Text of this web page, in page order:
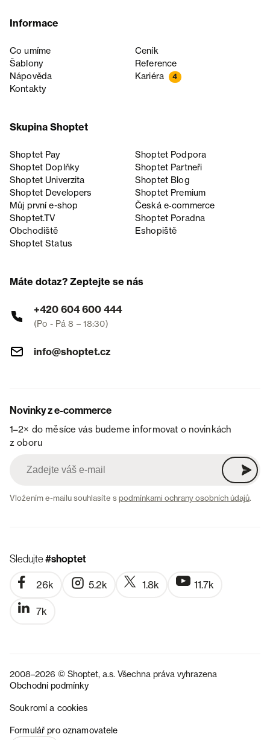
Informace
Co umíme
Ceník
Šablony
Reference
Nápověda
Kariéra 4
Kontakty
Skupina Shoptet
Shoptet Pay
Shoptet Podpora
Shoptet Doplňky
Shoptet Partneři
Shoptet Univerzita
Shoptet Blog
Shoptet Developers
Shoptet Premium
Můj první e-shop
Česká e‑commerce
Shoptet.TV
Shoptet Poradna
Obchodiště
Eshopiště
Shoptet Status
Máte dotaz? Zeptejte se nás
+420 604 600 444
(Po - Pá 8 – 18:30)
info@shoptet.cz
Novinky z e-commerce
1–2× do měsíce vás budeme informovat o novinkách
z oboru
Vložením e-mailu souhlasíte spodmínkami ochrany osobních údajů.
Sledujte#shoptet
26k 5.2k 1.8k 11.7k
7k
2008–2026 © Shoptet, a.s. Všechna práva vyhrazena
Obchodní podmínky
Soukromí a cookies
Formulář pro oznamovatele